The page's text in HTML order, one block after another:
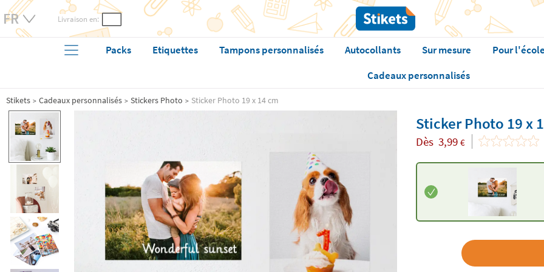
Livraison en:
Packs Etiquettes Tampons personnalisés Autocollants Sur mesure
Pour
Cadeaux personnalisés
Stikets Cadeaux personnalisés Stickers Photo Sticker Photo 19 x 14 cm
Sticker Photo 19 x
Dès 3,99 €